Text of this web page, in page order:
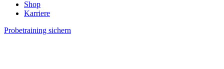
Shop
Karriere
Probetraining sichern